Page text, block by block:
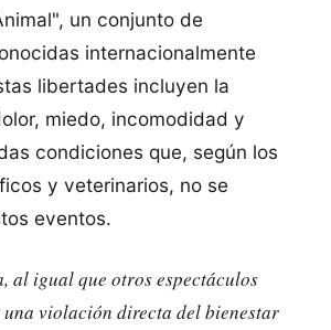
un conjunto de
internacionalmente
libertades incluyen la
miedo, incomodidad y
condiciones que, según los
y veterinarios, no se
eventos.
al igual que otros espectáculos
violación directa del bienestar